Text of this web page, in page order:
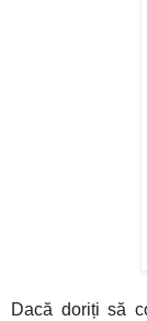
Dacă doriți să